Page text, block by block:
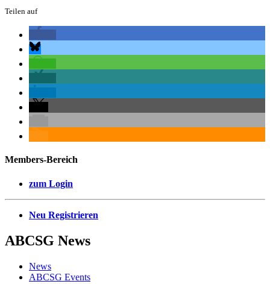
Teilen auf
Members-Bereich
zum Login
Neu Registrieren
ABCSG News
News
ABCSG Events